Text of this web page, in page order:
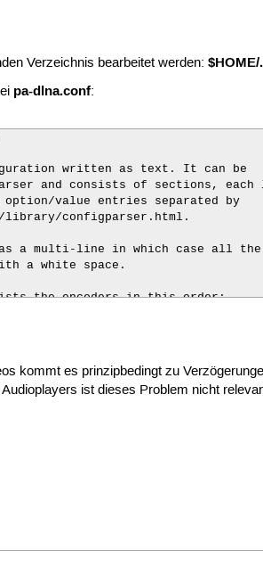
Verzeichnis bearbeitet werden:
pa-dlna.conf:
written as text. It can be
and consists of sections, each
value entries separated by
configparser.html.
a multi-line in which case all the
a white space.
the encoders in this order:
pro Track
kommt es prinzipbedingt zu
ist dieses Problem nicht